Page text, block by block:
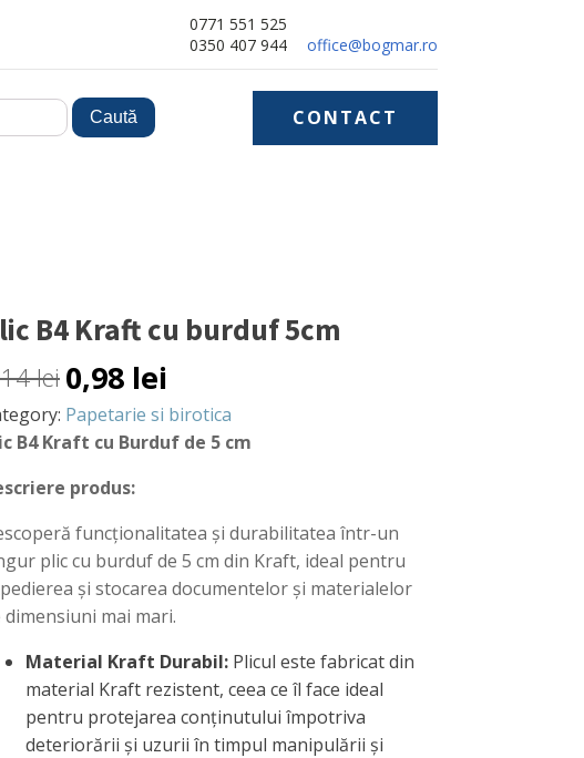
0771 551 525
0350 407 944
office@bogmar.ro
CONTACT
B4 Kraft cu burduf 5cm
lei 0,98 lei
Papetarie si birotica
B4 Kraft cu Burduf de 5 cm
produs:
funcționalitatea și durabilitatea într-un
plic cu burduf de 5 cm din Kraft, ideal pentru
și stocarea documentelor și materialelor
dimensiuni mai mari.
Material Kraft Durabil: Plicul este fabricat din
material Kraft rezistent, ceea ce îl face ideal
pentru protejarea conținutului împotriva
deteriorării și uzurii în timpul manipulării și